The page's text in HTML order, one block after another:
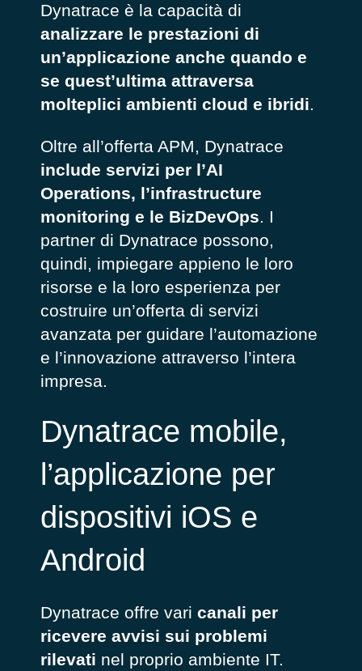
Dynatrace è la capacità di
analizzare le prestazioni di
un’applicazione anche quando e
se quest’ultima attraversa
molteplici ambienti cloud e ibridi.
Oltre all’offerta APM, Dynatrace
include servizi per l’AI
Operations, l’infrastructure
monitoring e le BizDevOps. I
partner di Dynatrace possono,
quindi, impiegare appieno le loro
risorse e la loro esperienza per
costruire un’offerta di servizi
avanzata per guidare l’automazione
e l’innovazione attraverso l’intera
impresa.
Dynatrace mobile,
l’applicazione per
dispositivi iOS e
Android
Dynatrace offre vari canali per
ricevere avvisi sui problemi
rilevati nel proprio ambiente IT.